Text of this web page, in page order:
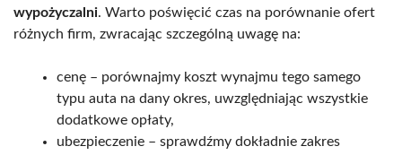
wypożyczalni. Warto poświęcić czas na porównanie ofert
różnych firm, zwracając szczególną uwagę na:
cenę – porównajmy koszt wynajmu tego samego
typu auta na dany okres, uwzględniając wszystkie
dodatkowe opłaty,
ubezpieczenie – sprawdźmy dokładnie zakres